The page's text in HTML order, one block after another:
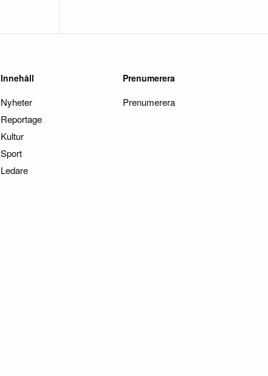
Innehåll
Nyheter
Reportage
Kultur
Sport
Ledare
Prenumerera
Prenumerera